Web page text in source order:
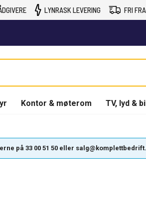
LYNRASK LEVERING FRI
Kontor & møterom TV, lyd &
på 33 00 51 50 eller